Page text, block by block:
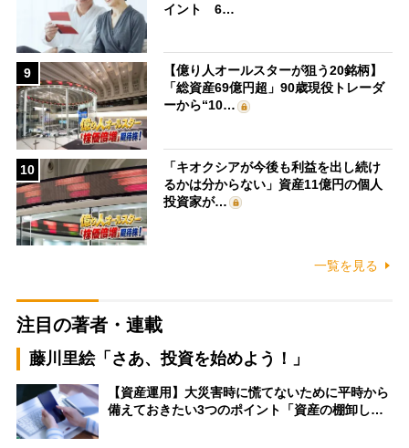
イント 6…
9
【億り人オールスターが狙う20銘柄】
「総資産69億円超」90歳現役トレーダ
ーから“10…
10
「キオクシアが今後も利益を出し続け
るかは分からない」資産11億円の個人
投資家が…
一覧を見る
注目の著者・連載
藤川里絵「さあ、投資を始めよう！」
【資産運用】大災害時に慌てないために平時から
備えておきたい3つのポイント「資産の棚卸し…